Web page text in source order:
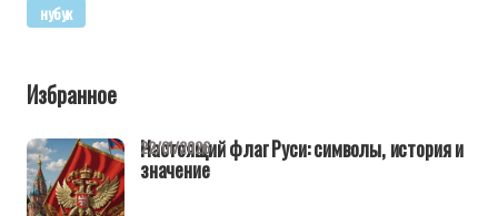
нубук
Избранное
Настоящий флаг Руси: символы, история и
значение
22/01/2026